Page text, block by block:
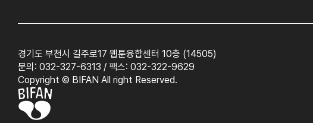
경기도 부천시 길주로17 웹툰융합센터 10층 (14505)
문의: 032-327-6313 / 팩스: 032-322-9629
Copyright © BIFAN All right Reserved.